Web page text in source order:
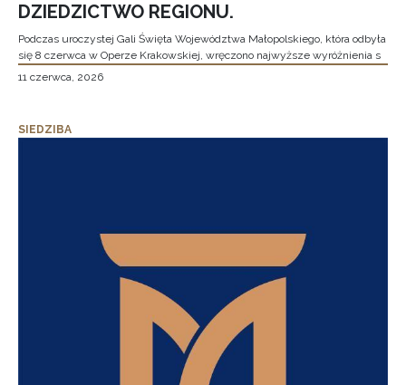
DZIEDZICTWO REGIONU.
Podczas uroczystej Gali Święta Województwa Małopolskiego, która odbyła
się 8 czerwca w Operze Krakowskiej, wręczono najwyższe wyróżnienia s
11 czerwca, 2026
SIEDZIBA